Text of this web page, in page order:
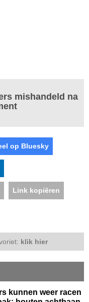
mishandeld na
op Bluesky
Link kopiëren
klik hier
kunnen weer racen